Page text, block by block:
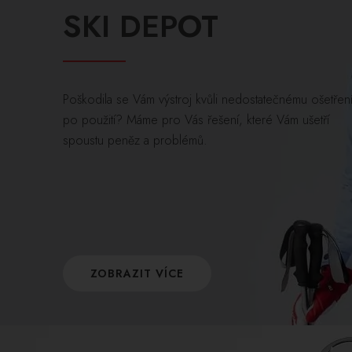
SKI DEPOT
Poškodila se Vám výstroj kvůli nedostatečnému ošetření
po použití? Máme pro Vás řešení, které Vám ušetří
spoustu peněz a problémů.
ZOBRAZIT VÍCE